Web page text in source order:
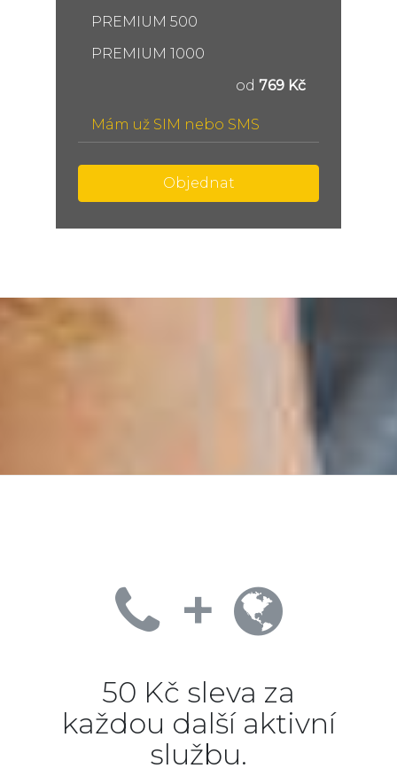
PREMIUM 500
PREMIUM 1000
od 769 Kč
Mám už SIM nebo SMS
Objednat
+
50 Kč sleva za
každou další aktivní
službu.